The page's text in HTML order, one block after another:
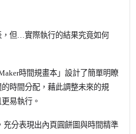
但…實際執行的結果究竟如何
時間規畫本」設計了簡單明瞭
時間分配，藉此調整未來的規
易執行。
充分表現出內頁圓餅圖與時間精準